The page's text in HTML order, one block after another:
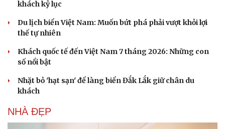
khách kỷ lục
Du lịch biển Việt Nam: Muốn bứt phá phải vượt khỏi lợi
thế tự nhiên
Khách quốc tế đến Việt Nam 7 tháng 2026: Những con
số nổi bật
Nhặt bỏ 'hạt sạn' để làng biển Đắk Lắk giữ chân du
khách
NHÀ ĐẸP